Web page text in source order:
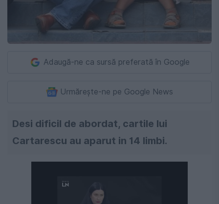
Adaugă-ne ca sursă preferată în Google
Urmărește-ne pe Google News
Desi dificil de abordat, cartile lui
Cartarescu au aparut in 14 limbi.